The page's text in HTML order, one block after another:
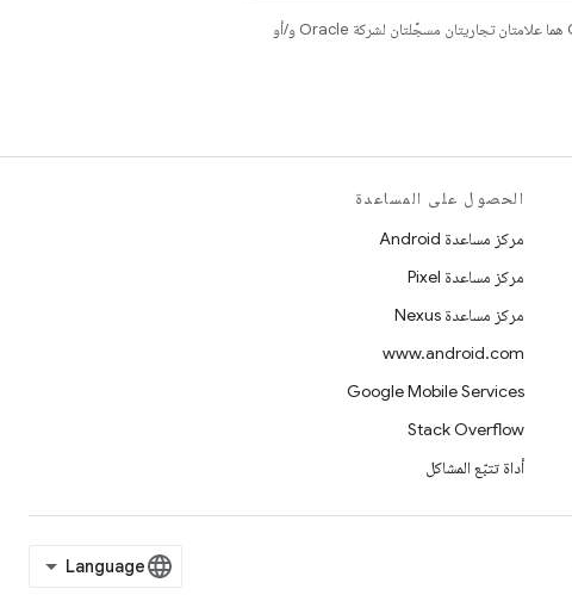
. إنّ Java وOpenJDK هما علامتان تجاريتان مسجَّلتان لشركة Oracle و/أو
الحصول على المساعدة
مركز مساعدة Android
مركز مساعدة Pixel
مركز مساعدة Nexus
www.android.com
Google Mobile Services
Stack Overflow
أداة تتبّع المشاكل